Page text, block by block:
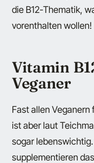
die B12-Thematik,
vorenthalten wollen!
Vitamin
Veganer
Fast allen Veganern
ist aber laut
sogar
supplementieren